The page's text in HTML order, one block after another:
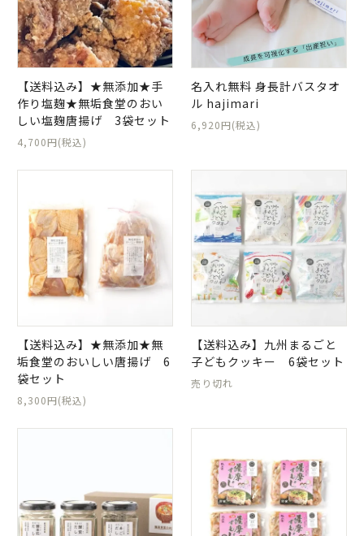
【送料込み】★無添加★手
作り塩麹★無垢食堂のおい
しい塩麹唐揚げ 3袋セット
4,700円(税込)
名入れ無料 身長計バスタオ
ル hajimari
6,920円(税込)
【送料込み】★無添加★無
垢食堂のおいしい唐揚げ 6
袋セット
8,300円(税込)
【送料込み】九州まるごと
子どもクッキー 6袋セット
売り切れ